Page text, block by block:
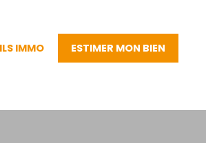
IMMO ESTIMER MON BIEN